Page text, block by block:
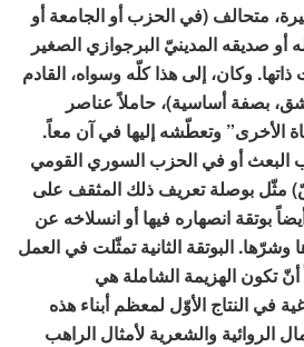
متحالف (في الحزب أو الجامعة أو
أو صديقه المدينيّ البرجوازي الصغير
وكان، إلى هذا كلّه وسواه، القادم
بصفة أساسية)، حاملاً عناصر
الأخرى” وتعطّشه إليها في آن معاً.
أو في الحزب السوري القومي
مثّل بوصلة تعريف ذلك المثقف على
بوتقة انصهاره فيها أو انسلاخه عن
البوتقة الثانية تمثّلت في العمل
أنّ تكون الهزيمة الشاملة هي
في النتاج الأوّل لمعظم أبناء هذه
الروائية والشعرية لأمثال الراهب